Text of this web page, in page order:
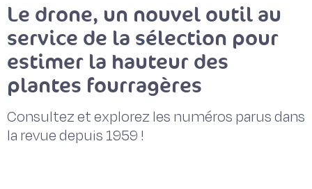
Le drone, un nouvel outil au
service de la sélection pour
estimer la hauteur des
plantes fourragères
Consultez et explorez les numéros parus dans
la revue depuis 1959 !